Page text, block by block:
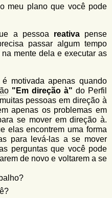
meu plano que você pode
a pessoa reativapense
passar algum tempo
mente dela e executar as
motivada apenas quando
"Em direção à" do Perfil
pessoas em direção à
apenas os problemas em
se mover em direção à.
elas encontrem uma forma
para levá-las a se mover
perguntas que você pode
de novo e voltarem a se